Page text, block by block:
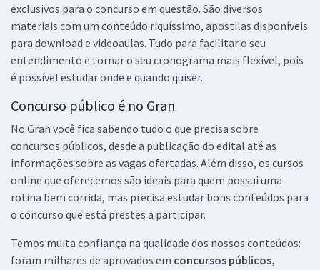
exclusivos para o concurso em questão. São diversos
materiais com um conteúdo riquíssimo, apostilas disponíveis
para download e videoaulas. Tudo para facilitar o seu
entendimento e tornar o seu cronograma mais flexível, pois
é possível estudar onde e quando quiser.
Concurso público é no Gran
No Gran você fica sabendo tudo o que precisa sobre
concursos públicos, desde a publicação do edital até as
informações sobre as vagas ofertadas. Além disso, os cursos
online que oferecemos são ideais para quem possui uma
rotina bem corrida, mas precisa estudar bons conteúdos para
o concurso que está prestes a participar.
Temos muita confiança na qualidade dos nossos conteúdos:
foram milhares de aprovados em concursos públicos,